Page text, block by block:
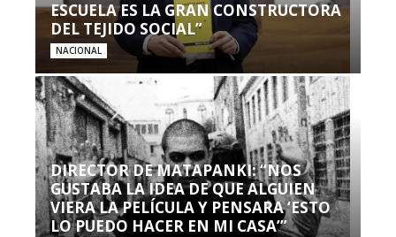
ESCUELA ES LA GRAN CONSTRUCTORA
DEL TEJIDO SOCIAL”
NACIONAL
DIRECTOR DE MATAPANKI: “NOS
GUSTABA LA IDEA DE QUE ALGUIEN
VIERA LA PELÍCULA Y PENSARA ‘ESTO
LO PUEDO HACER EN MI CASA’”